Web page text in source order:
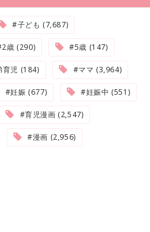
#子ども (7,687)
歳 (290) #5歳 (147)
育児 (184) #ママ (3,964)
#妊娠 (677) #妊娠中 (551)
#育児漫画 (2,547)
#漫画 (2,956)